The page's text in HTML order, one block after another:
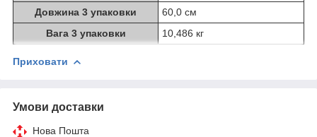
Довжина 3 упаковки
60,0 см
Вага 3 упаковки
10,486 кг
Приховати
Умови доставки
Нова Пошта